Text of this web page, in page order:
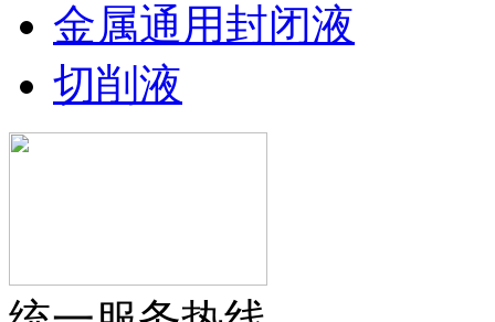
金属通用封闭液
切削液